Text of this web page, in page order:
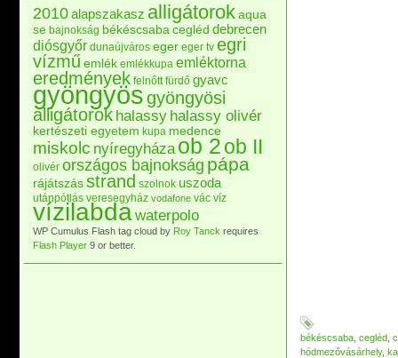
békéscsaba cegléd
hódmezővásárhely,
2010alapszakasz alligátorokaqua
se bajnokság békéscsaba cegléd debrecen
diósgyőr dunaújváros eger eger tv egri
vízműemlék emlékkupa emléktorna
eredmények felnőtt fürdő gyavc
gyöngyösgyöngyösi
alligátorok halassy halassy olivér
kertészeti egyetem kupa medence
miskolc nyíregyháza ob 2ob II
olivér országos bajnokság pápa
rájátszás strand szolnok uszoda
utánpótlás veresegyház vodafone vác víz
vízilabdawaterpolo
WP Cumulus Flash tag cloud by Roy Tanck requires
Flash Player 9 or better.